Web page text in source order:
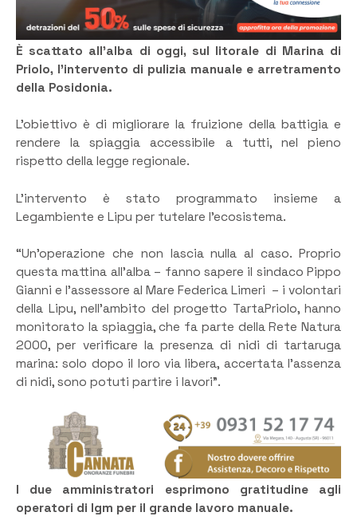
È scattato all’alba di oggi, sul litorale di Marina di
Priolo, l’intervento di pulizia manuale e arretramento
della Posidonia.
L’obiettivo è di migliorare la fruizione della battigia e
rendere la spiaggia accessibile a tutti, nel pieno
rispetto della legge regionale.
L’intervento è stato programmato insieme a
Legambiente e Lipu per tutelare l’ecosistema.
“Un’operazione che non lascia nulla al caso. Proprio
questa mattina all’alba – fanno sapere il sindaco Pippo
Gianni e l’assessore al Mare Federica Limeri – i volontari
della Lipu, nell’ambito del progetto TartaPriolo, hanno
monitorato la spiaggia, che fa parte della Rete Natura
2000, per verificare la presenza di nidi di tartaruga
marina: solo dopo il loro via libera, accertata l’assenza
di nidi, sono potuti partire i lavori”.
I due amministratori esprimono gratitudine agli
operatori di Igm per il grande lavoro manuale.